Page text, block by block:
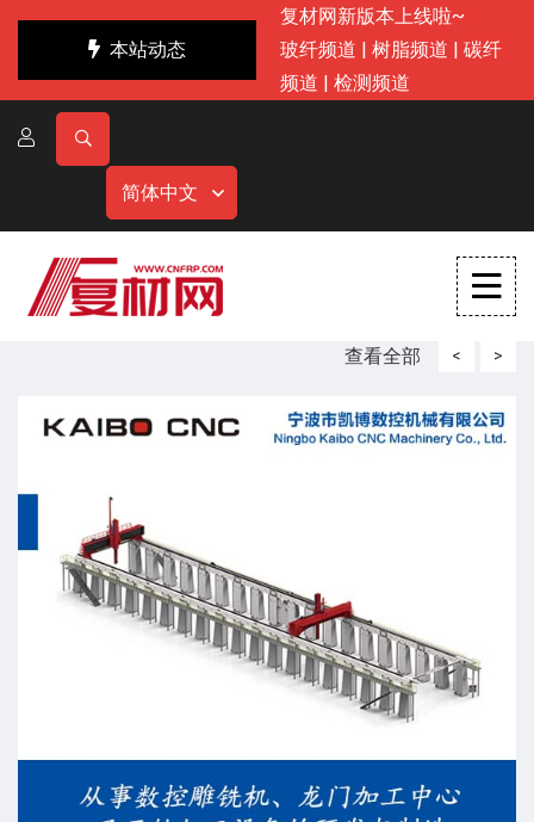
本站动态
复材网新版本上线啦~
玻纤频道 | 树脂频道 | 碳纤
频道 | 检测频道
简体中文
查看全部 < >